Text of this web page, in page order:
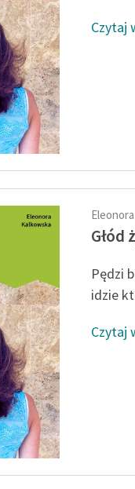
Czytaj
Głód
Pędzi
idzie
Czytaj